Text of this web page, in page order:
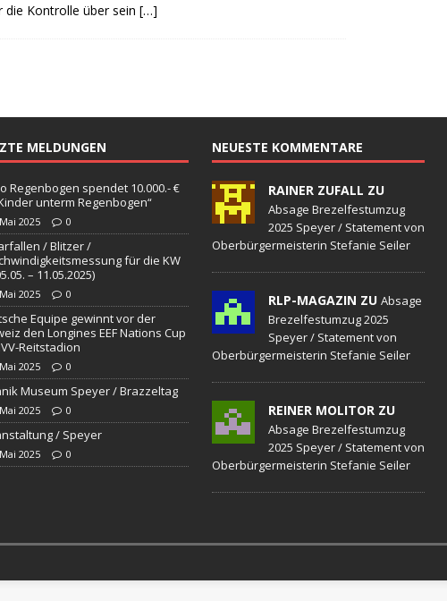
die Kontrolle über sein […]
MELDUNGEN
Regenbogen spendet 10.000.- €
unterm Regenbogen“
2025 0
/ Blitzer /
für die KW
– 11.05.2025)
2025 0
Equipe gewinnt vor der
den Longines EEF Nations Cup
Reitstadion
2025 0
Museum Speyer / Brazzeltag
2025 0
/ Speyer
2025 0
NEUESTE KOMMENTARE
RAINER ZUFALL ZU
Absage Brezelfestumzug
2025 Speyer / Statement von
Oberbürgermeisterin Stefanie Seiler
RLP-MAGAZIN ZU Absage
Brezelfestumzug 2025
Speyer / Statement von
Oberbürgermeisterin Stefanie Seiler
REINER MOLITOR ZU
Absage Brezelfestumzug
2025 Speyer / Statement von
Oberbürgermeisterin Stefanie Seiler